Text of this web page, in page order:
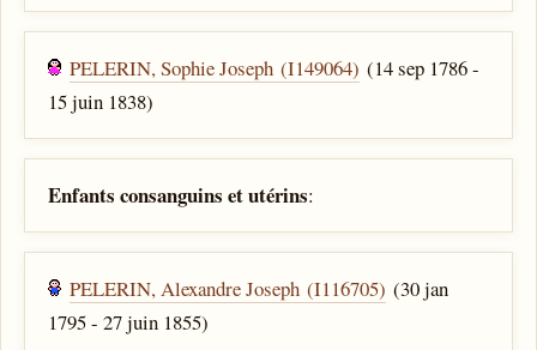
PELERIN, Sophie Joseph (I149064) (14 sep 1786 -
15 juin 1838)
Enfants consanguins et utérins:
PELERIN, Alexandre Joseph (I116705) (30 jan
1795 - 27 juin 1855)